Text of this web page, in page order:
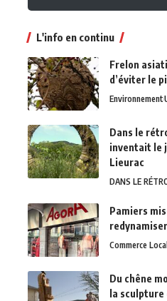
L'info en continu
Frelon
d’éviter le
Environnement
Dans le
inventait le
Lieurac
DANS LE
Pamiers
Commerce
Du chêne
la sculpture